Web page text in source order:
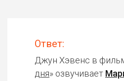
Ответ:
Джун Хэвенс в
дня» озвучивает